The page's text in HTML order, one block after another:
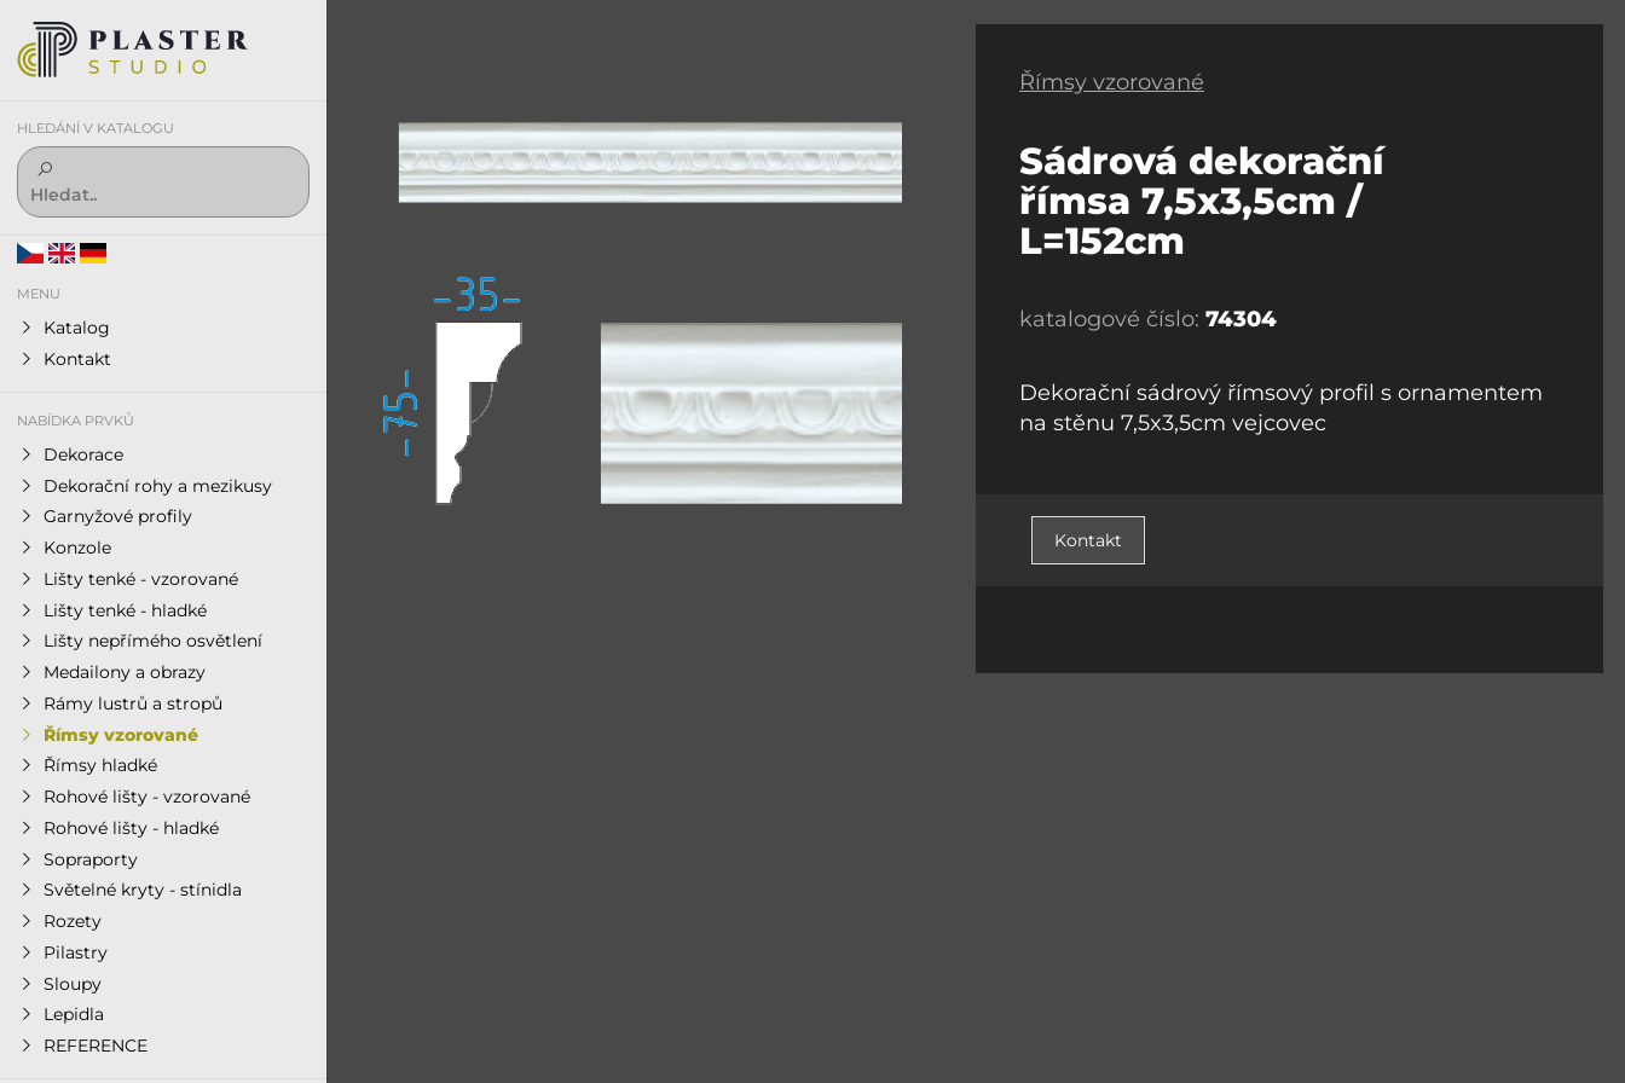
HLEDÁNÍ V KATALOGU
MENU
Katalog
Kontakt
NABÍDKA PRVKŮ
Dekorace
Dekorační rohy a mezikusy
Garnyžové profily
Konzole
Lišty tenké - vzorované
Lišty tenké - hladké
Lišty nepřímého osvětlení
Medailony a obrazy
Rámy lustrů a stropů
Římsy vzorované
Římsy hladké
Rohové lišty - vzorované
Rohové lišty - hladké
Sopraporty
Světelné kryty - stínidla
Rozety
Pilastry
Sloupy
Lepidla
REFERENCE
Římsy vzorované
Sádrová dekorační
římsa 7,5x3,5cm /
L=152cm
katalogové číslo: 74304
Dekorační sádrový římsový profil s ornamentem
na stěnu 7,5x3,5cm vejcovec
Kontakt